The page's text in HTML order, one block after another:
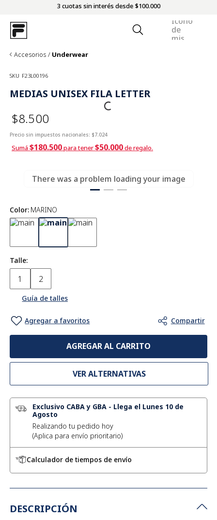
3 cuotas sin interés desde $100.000
Accesorios Underwear
SKU F23L00196
MEDIAS UNISEX FILA LETTER
$8.500
Precio sin impuestos nacionales: $7.024
Sumá$180.500para tener$50.000de regalo.
There was a problem loading your image
Color: MARINO
Talle
1 2
Guía de talles
AGREGAR AL CARRITO
VER ALTERNATIVAS
Exclusivo CABA y GBA - Llega el Lunes 10 de
Agosto
Realizando tu pedido hoy
Calculador de tiempos de envío
DESCRIPCIÓN